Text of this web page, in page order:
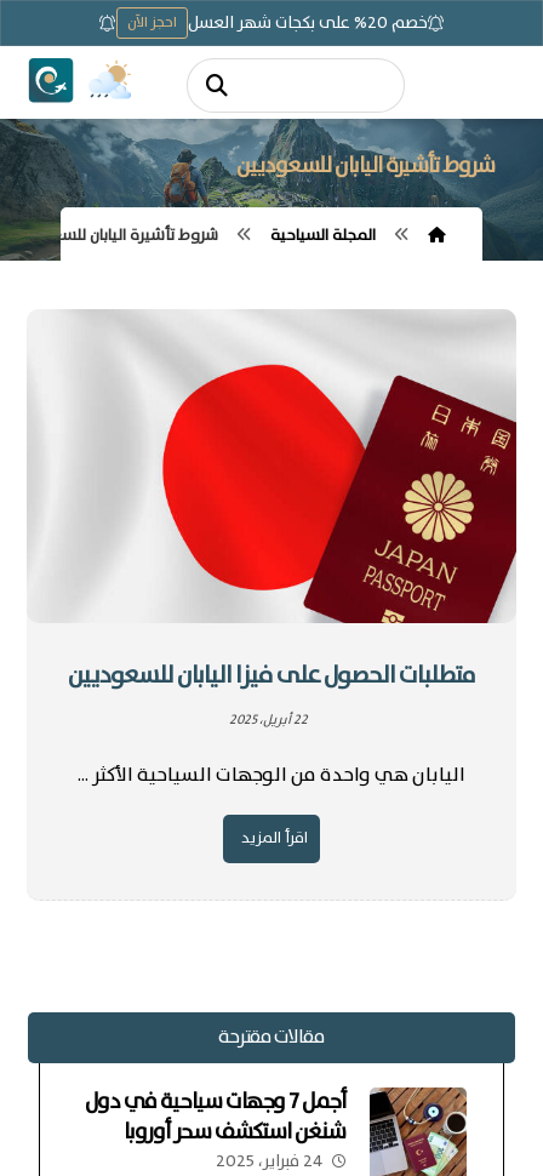
خصم 20% على بكجات شهر العسل احجز الآن
شروط تأشيرة اليابان للسعوديين
المجلة السياحية شروط تأشيرة اليابان للسعوديين
متطلبات الحصول على فيزا اليابان للسعوديين
22 أبريل، 2025
اليابان هي واحدة من الوجهات السياحية الأكثر ...
اقرأ المزيد
مقالات مقترحة
أجمل 7 وجهات سياحية في دول
شنغن استكشف سحر أوروبا
24 فبراير، 2025